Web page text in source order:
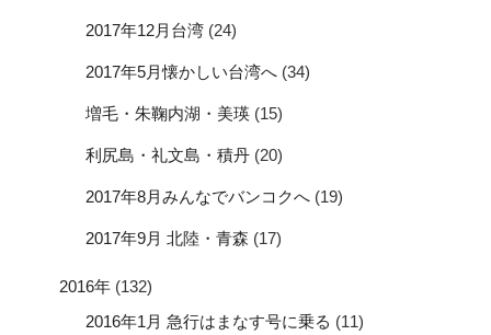
2017年12月台湾 (24)
2017年5月懐かしい台湾へ (34)
増毛・朱鞠内湖・美瑛 (15)
利尻島・礼文島・積丹 (20)
2017年8月みんなでバンコクへ (19)
2017年9月 北陸・青森 (17)
2016年 (132)
2016年1月 急行はまなす号に乗る (11)